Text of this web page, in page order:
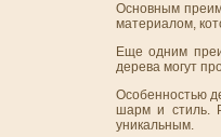
Основным
материалом,
Еще одним
дерева могут
Особенностью
шарм и стиль.
уникальным.